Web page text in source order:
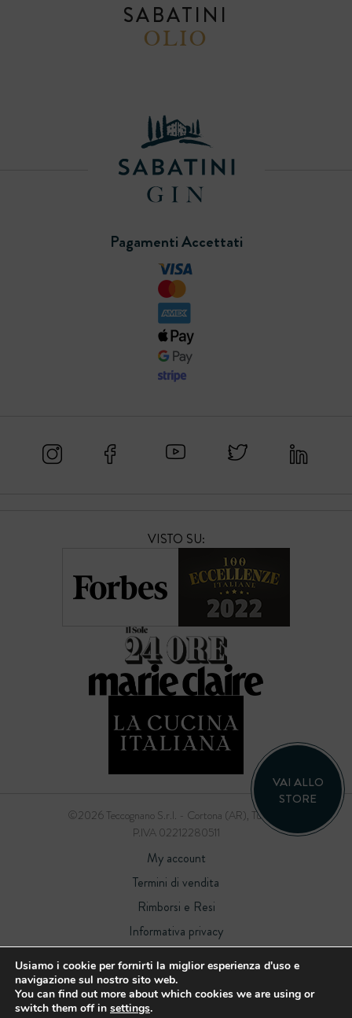
SABATINI
OLIO
VAI ALLO
STORE
Pagamenti Accettati
VISTO SU:
©2026 Teccognano S.r.l. - Cortona (AR), Tuscany
P.IVA 02212280511
My account
Termini di vendita
Rimborsi e Resi
Informativa privacy
Sito webTiphys
Usiamo i cookie per fornirti la miglior esperienza d'uso e
navigazione sul nostro sito web.
You can find out more about which cookies we are using or
switch them off in settings.